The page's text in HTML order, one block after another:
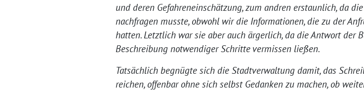
und deren Gefahreneinschätzung, zum andren erstaunlich, da
nachfragen musste, obwohl wir die Informationen, die zu der
hatten. Letztlich war sie aber auch ärgerlich, da die Antwort der
Beschreibung notwendiger Schritte vermissen ließen.
Tatsächlich begnügte sich die Stadtverwaltung damit, das
reichen, offenbar ohne sich selbst Gedanken zu machen, ob